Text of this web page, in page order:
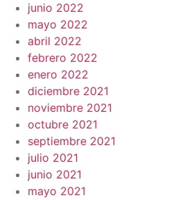
junio 2022
mayo 2022
abril 2022
febrero 2022
enero 2022
diciembre 2021
noviembre 2021
octubre 2021
septiembre 2021
julio 2021
junio 2021
mayo 2021